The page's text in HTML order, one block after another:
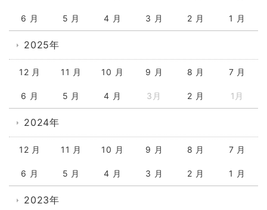
6 月 5 月 4 月 3 月 2 月 1 月
2025年
12 月 11 月 10 月 9 月 8 月 7 月
6 月 5 月 4 月 3月 2 月 1月
2024年
12 月 11 月 10 月 9 月 8 月 7 月
6 月 5 月 4 月 3 月 2 月 1 月
2023年